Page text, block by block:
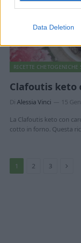
Data Deletion
RICETTE CHETOGENICHE
Clafoutis keto
Di Alessia Vinci 15
La Clafoutis keto con
cotto in forno. Questa
1 2 3